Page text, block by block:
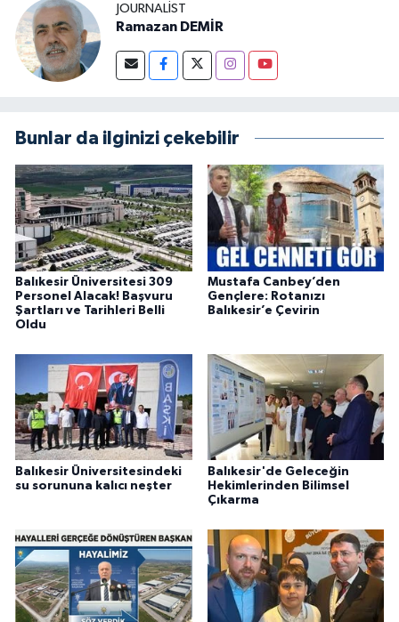
JOURNALIST
Ramazan DEMİR
Bunlar da ilginizi çekebilir
Balıkesir Üniversitesi 309
Personel Alacak! Başvuru
Şartları ve Tarihleri Belli
Oldu
Mustafa Canbey’den
Gençlere: Rotanızı
Balıkesir’e Çevirin
Balıkesir Üniversitesindeki
su sorununa kalıcı neşter
Balıkesir'de Geleceğin
Hekimlerinden Bilimsel
Çıkarma